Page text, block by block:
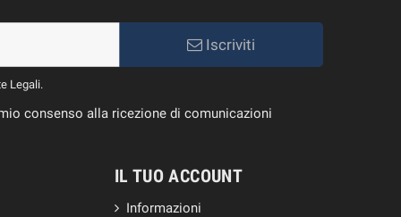
Iscriviti
Legali.
consenso alla ricezione di comunicazioni
IL TUO ACCOUNT
Informazioni